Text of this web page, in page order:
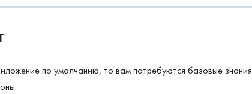
по умолчанию, то вам потребуются базовые знания